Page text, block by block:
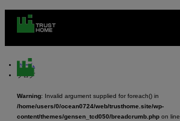
ホーム
ブログ
Warning: Invalid argument supplied for foreach() in
/home/users/0/ocean0724/web/trusthome.site/wp-
content/themes/gensen_tcd050/breadcrumb.php on line